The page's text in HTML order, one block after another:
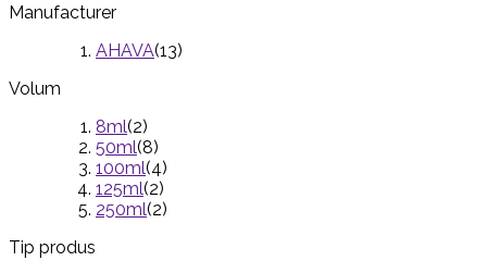
Manufacturer
AHAVA(13)
Volum
8ml(2)
50ml(8)
100ml(4)
125ml(2)
250ml(2)
Tip produs